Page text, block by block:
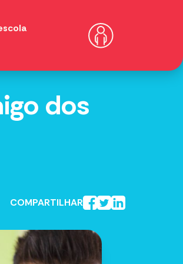
dos
COMPARTILHAR